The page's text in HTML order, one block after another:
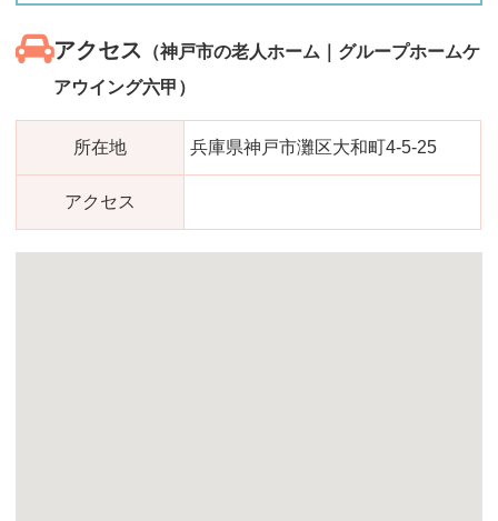
アクセス
（神戸市の老人ホーム｜グループホームケ
アウイング六甲）
所在地 兵庫県神戸市灘区大和町4-5-25
アクセス